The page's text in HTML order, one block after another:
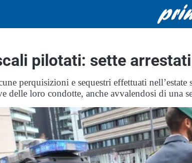
pilotati: sette arrestati
perquisizioni e sequestri effettuati nell’estate
delle loro condotte, anche avvalendosi di una